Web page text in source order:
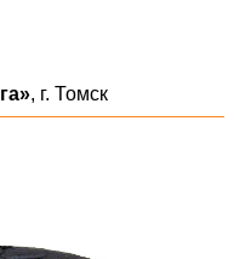
, г. Томск